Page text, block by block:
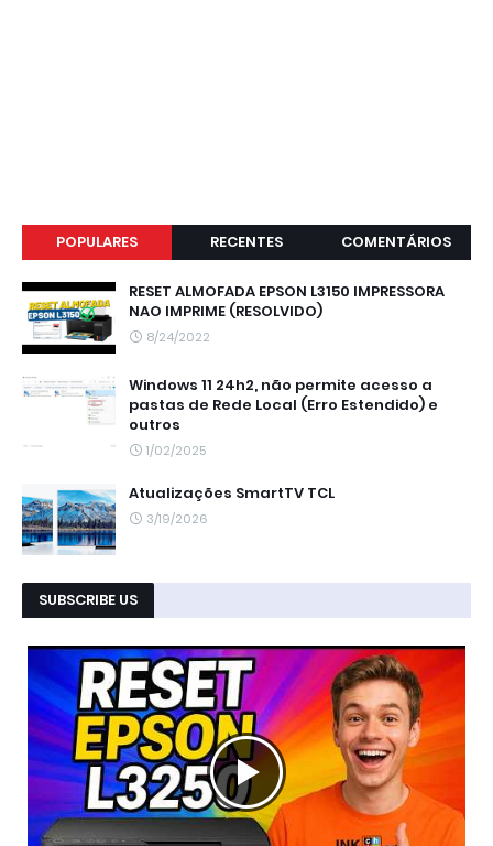
POPULARES RECENTES COMENTÁRIOS
RESET ALMOFADA EPSON L3150 IMPRESSORA
NAO IMPRIME (RESOLVIDO)
8/24/2022
Windows 11 24h2, não permite acesso a
pastas de Rede Local (Erro Estendido) e
outros
1/02/2025
Atualizações SmartTV TCL
3/19/2026
SUBSCRIBE US